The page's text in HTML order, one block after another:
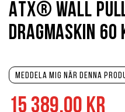
15 389,00 kr
Meddela mig när denna
ATX® Wall
Dragmaskin 60